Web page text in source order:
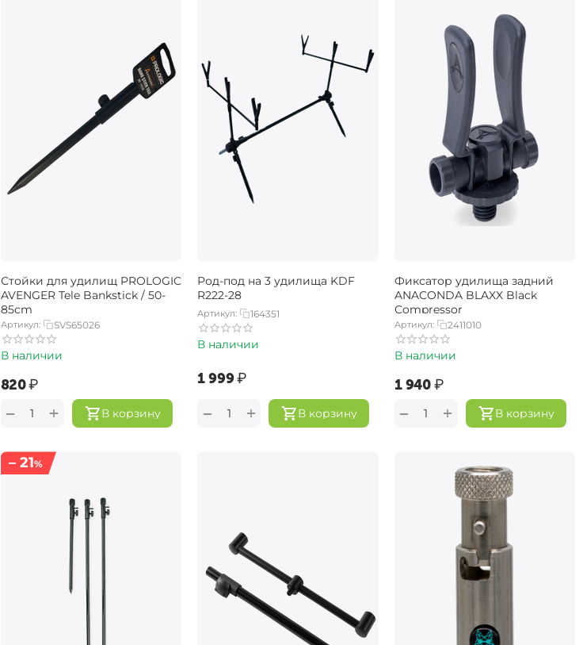
Стойки для удилищ PROLOGIC
AVENGER Tele Bankstick / 50-
85cm
Артикул: SVS65026
В наличии
‍820‍₽
В корзину
+
−
Род-под на 3 удилища KDF
R222-28
Артикул: 164351
В наличии
‍1 999‍₽
В корзину
+
−
Фиксатор удилища задний
ANACONDA BLAXX Black
Compressor
Артикул: 2411010
В наличии
‍1 940‍₽
В корзину
+
−
– 21%